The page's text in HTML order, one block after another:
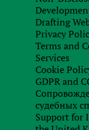
Drafting
Privacy
Terms and
Services
Cookie
GDPR and
судебных
Support for
датированы
/